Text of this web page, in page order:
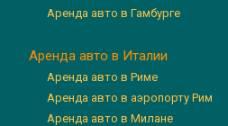
Аренда авто в Гамбурге
Аренда авто в Италии
Аренда авто в Риме
Аренда авто в аэропорту Рим
Аренда авто в Милане